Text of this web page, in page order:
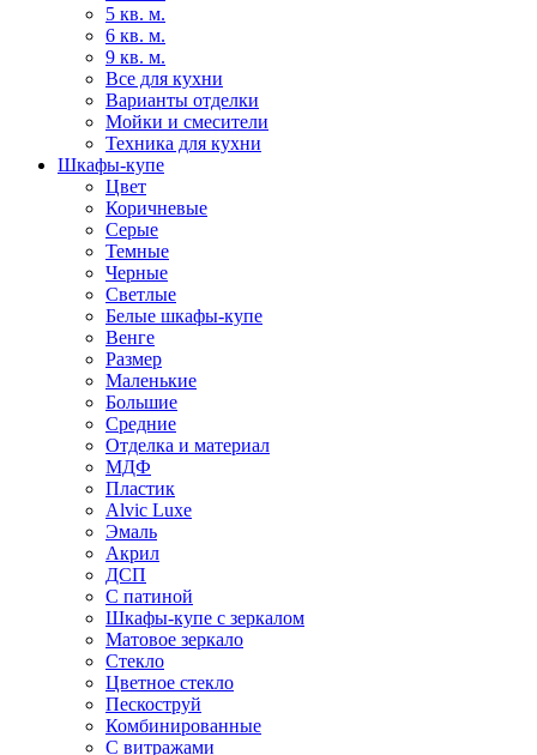
5 кв. м.
6 кв. м.
9 кв. м.
Все для кухни
Варианты отделки
Мойки и смесители
Техника для кухни
Шкафы-купе
Цвет
Коричневые
Серые
Темные
Черные
Светлые
Белые шкафы-купе
Венге
Размер
Маленькие
Большие
Средние
Отделка и материал
МДФ
Пластик
Alvic Luxe
Эмаль
Акрил
ДСП
С патиной
Шкафы-купе с зеркалом
Матовое зеркало
Стекло
Цветное стекло
Пескоструй
Комбинированные
С витражами